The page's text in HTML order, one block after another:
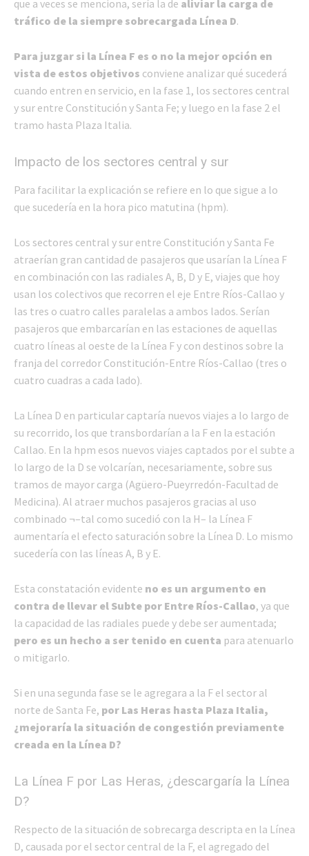
que a veces se menciona, sería la de aliviar la carga de
tráfico de la siempre sobrecargada Línea D.
Para juzgar si la Línea F es o no la mejor opción en
vista de estos objetivos conviene analizar qué sucederá
cuando entren en servicio, en la fase 1, los sectores central
y sur entre Constitución y Santa Fe; y luego en la fase 2 el
tramo hasta Plaza Italia.
Impacto de los sectores central y sur
Para facilitar la explicación se refiere en lo que sigue a lo
que sucedería en la hora pico matutina (hpm).
Los sectores central y sur entre Constitución y Santa Fe
atraerían gran cantidad de pasajeros que usarían la Línea F
en combinación con las radiales A, B, D y E, viajes que hoy
usan los colectivos que recorren el eje Entre Ríos-Callao y
las tres o cuatro calles paralelas a ambos lados. Serían
pasajeros que embarcarían en las estaciones de aquellas
cuatro líneas al oeste de la Línea F y con destinos sobre la
franja del corredor Constitución-Entre Ríos-Callao (tres o
cuatro cuadras a cada lado).
La Línea D en particular captaría nuevos viajes a lo largo de
su recorrido, los que transbordarían a la F en la estación
Callao. En la hpm esos nuevos viajes captados por el subte a
lo largo de la D se volcarían, necesariamente, sobre sus
tramos de mayor carga (Agüero-Pueyrredón-Facultad de
Medicina). Al atraer muchos pasajeros gracias al uso
combinado ¬–tal como sucedió con la H– la Línea F
aumentaría el efecto saturación sobre la Línea D. Lo mismo
sucedería con las líneas A, B y E.
Esta constatación evidente no es un argumento en
contra de llevar el Subte por Entre Ríos-Callao, ya que
la capacidad de las radiales puede y debe ser aumentada;
pero es un hecho a ser tenido en cuenta para atenuarlo
o mitigarlo.
Si en una segunda fase se le agregara a la F el sector al
norte de Santa Fe, por Las Heras hasta Plaza Italia,
¿mejoraría la situación de congestión previamente
creada en la Línea D?
La Línea F por Las Heras, ¿descargaría la Línea
D?
Respecto de la situación de sobrecarga descripta en la Línea
D, causada por el sector central de la F, el agregado del